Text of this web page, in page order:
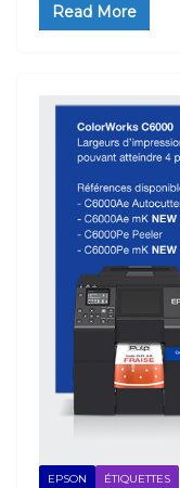
Read More
EPSON ÉTIQUETTES